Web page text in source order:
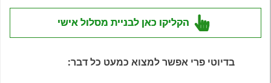
הקליקו כאן לבניית מסלול אישי
בדיוטי פרי אפשר למצוא כמעט כל דבר: